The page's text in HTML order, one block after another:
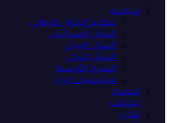
سياسة
تنظيم الإخوان الإرهابي
الشأن الإسرائيلي
الشأن الإيراني
الشأن التركي
الشرق الأوسط
ميليشيات إيران
اقتصاد
تحليلات
تقارير